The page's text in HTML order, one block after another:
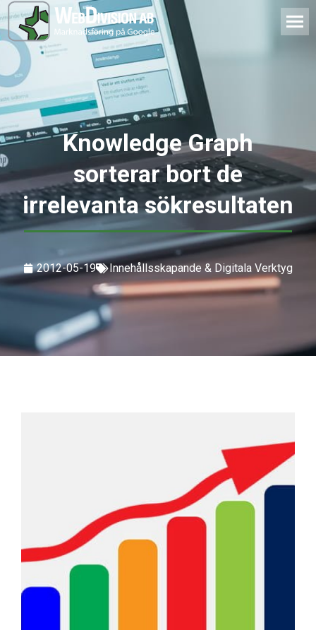
Knowledge Graph
sorterar bort de
irrelevanta sökresultaten
2012-05-19 Innehållsskapande & Digitala Verktyg